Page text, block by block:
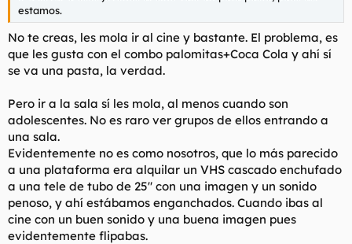
estamos.
No te creas, les mola ir al cine y bastante. El problema, es
que les gusta con el combo palomitas+Coca Cola y ahí sí
se va una pasta, la verdad.
Pero ir a la sala sí les mola, al menos cuando son
adolescentes. No es raro ver grupos de ellos entrando a
una sala.
Evidentemente no es como nosotros, que lo más parecido
a una plataforma era alquilar un VHS cascado enchufado
a una tele de tubo de 25" con una imagen y un sonido
penoso, y ahí estábamos enganchados. Cuando ibas al
cine con un buen sonido y una buena imagen pues
evidentemente flipabas.